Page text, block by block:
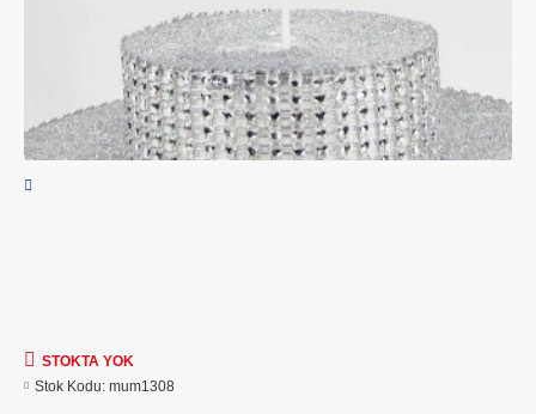
STOKTA YOK
Stok Kodu: mum1308